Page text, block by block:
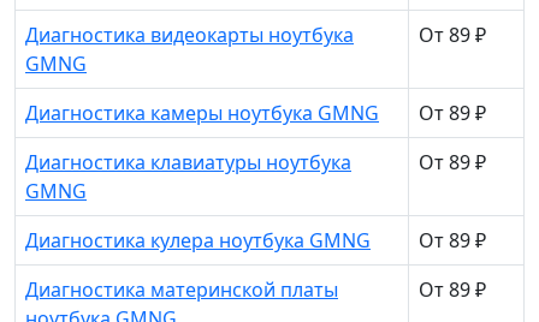
Диагностика видеокарты ноутбука
GMNG
От 89 ₽
Диагностика камеры ноутбука GMNG
От 89 ₽
Диагностика клавиатуры ноутбука
GMNG
От 89 ₽
Диагностика кулера ноутбука GMNG
От 89 ₽
Диагностика материнской платы
От 89 ₽